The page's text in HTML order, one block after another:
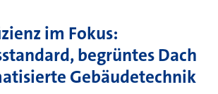
im Fokus:
begrüntes Dach
Gebäudetechnik